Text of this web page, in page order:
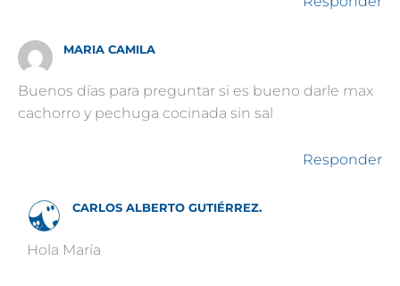
MARIA CAMILA
Buenos días para preguntar si es bueno darle max
cachorro y pechuga cocinada sin sal
Responder
CARLOS ALBERTO GUTIÉRREZ.
Hola María